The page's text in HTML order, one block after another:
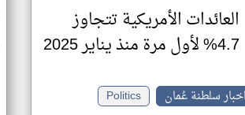
العائدات الأمريكية تتجاوز
4.7% لأول مرة منذ يناير 2025
اخبار سلطنة عُمان
Politics